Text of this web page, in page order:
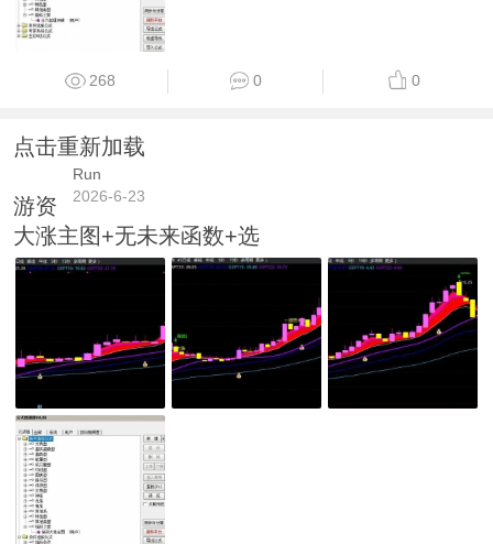
268 0 0
点击重新加载
Run
2026-6-23
游资
大涨主图+无未来函数+选